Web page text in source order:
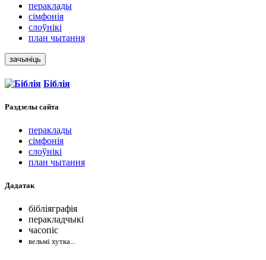
пераклады
сімфонія
слоўнікі
план чытання
зачыніць
Біблія
Раздзелы сайта
пераклады
сімфонія
слоўнікі
план чытання
Дадатак
бібліяграфія
перакладчыкі
часопіс
вельмі хутка...